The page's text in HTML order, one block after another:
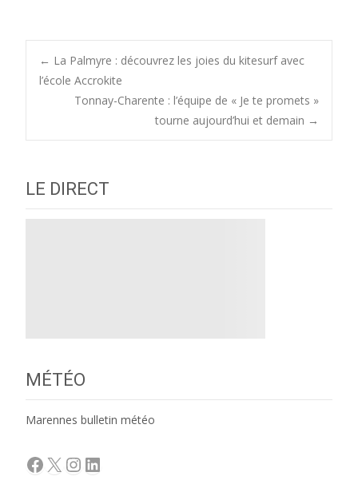
Post
navigation
← La Palmyre : découvrez les joies du kitesurf avec
l’école Accrokite
Tonnay-Charente : l’équipe de « Je te promets »
tourne aujourd’hui et demain →
LE DIRECT
MÉTÉO
Marennes bulletin météo
Facebook
X Instagram
LinkedIn